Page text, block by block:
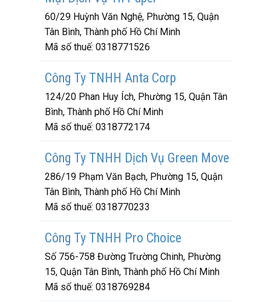
60/29 Huỳnh Văn Nghệ, Phường 15, Quận
Tân Bình, Thành phố Hồ Chí Minh
Mã số thuế: 0318771526
Công Ty TNHH Anta Corp
124/20 Phan Huy Ích, Phường 15, Quận Tân
Bình, Thành phố Hồ Chí Minh
Mã số thuế: 0318772174
Công Ty TNHH Dịch Vụ Green Move
286/19 Phạm Văn Bạch, Phường 15, Quận
Tân Bình, Thành phố Hồ Chí Minh
Mã số thuế: 0318770233
Công Ty TNHH Pro Choice
Số 756-758 Đường Trường Chinh, Phường
15, Quận Tân Bình, Thành phố Hồ Chí Minh
Mã số thuế: 0318769284